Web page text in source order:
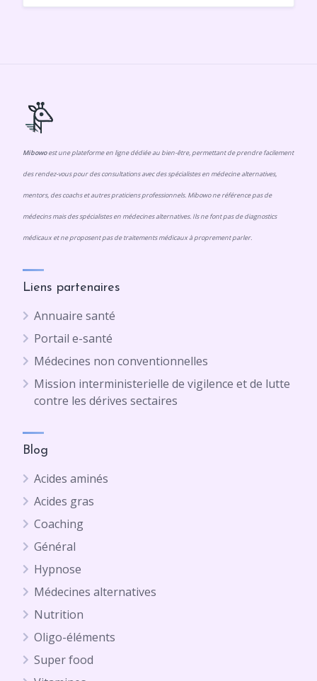
Mibowoest une plateforme en ligne dédiée au bien-être, permettant de prendre facilement
des rendez-vous pour des consultations avec des spécialistes en médecine alternatives,
mentors, des coachs et autres praticiens professionnels. Mibowo ne référence pas de
médecins mais des spécialistes en médecines alternatives. Ils ne font pas de diagnostics
médicaux et ne proposent pas de traitements médicaux à proprement parler.
Liens partenaires
Annuaire santé
Portail e-santé
Médecines non conventionnelles
Mission interministerielle de vigilence et de lutte
contre les dérives sectaires
Blog
Acides aminés
Acides gras
Coaching
Général
Hypnose
Médecines alternatives
Nutrition
Oligo-éléments
Super food